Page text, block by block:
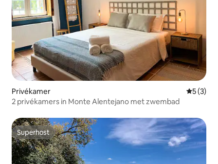
Privékamer
5 (3)
2 privékamers in Monte Alentejano met zwembad
Superhost
Superhost